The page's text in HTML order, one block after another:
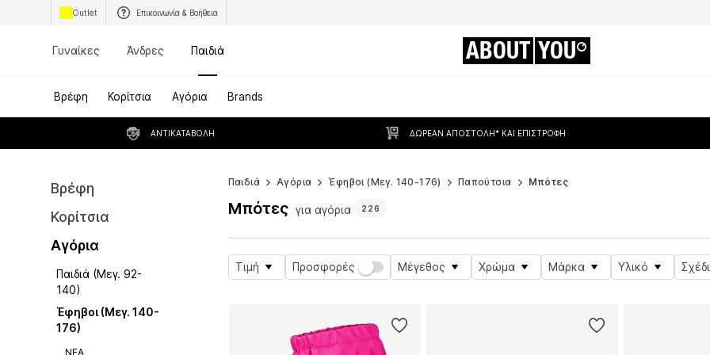
Outlet Επικοινωνία & Βοήθεια
Γυναίκες Άνδρες Παιδιά ABOUT YOU
Βρέφη Κορίτσια Αγόρια Brands
ΑΝΤΙΚΑΤΑΒΟΛΉ ΔΩΡΕΆΝ ΑΠΟΣΤΟΛΉ* ΚΑΙ ΕΠΙΣΤΡΟΦΉ
Βρέφη
Κορίτσια
Αγόρια
Παιδιά (Μεγ. 92-
140)
Έφηβοι (Μεγ. 140-
176)
ΝΕΑ
Παιδιά Αγόρια Έφηβοι (Μεγ. 140-176) Παπούτσια Μπότες
Μπότες για αγόρια 226
Τιμή Προσφορές Μέγεθος Χρώμα Μάρκα Υλικό